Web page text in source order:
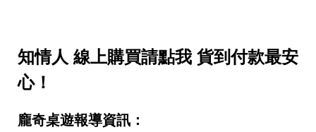
知情人 線上購買請點我 貨到付款最安
心！
龐奇桌遊報導資訊：